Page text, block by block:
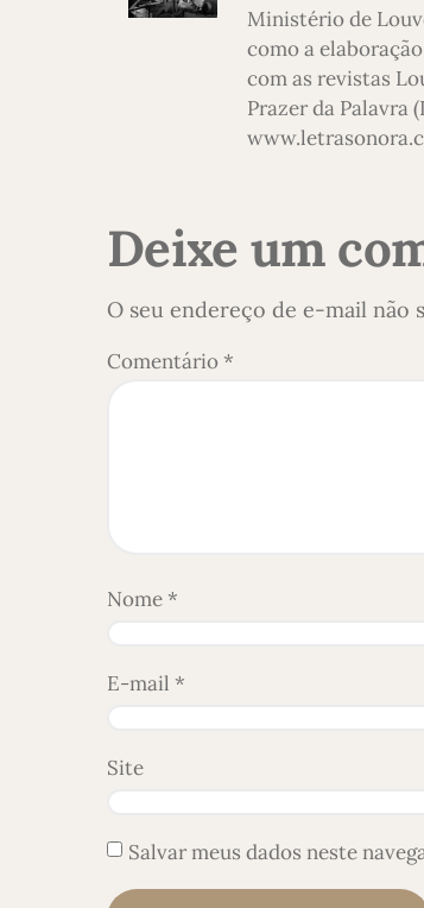
Ministério de
como a
com as revistas
Prazer da Palavra
Deixe um
O seu endereço de e-mail não
Comentário*
Nome*
E-mail *
Site
Salvar meus dados neste